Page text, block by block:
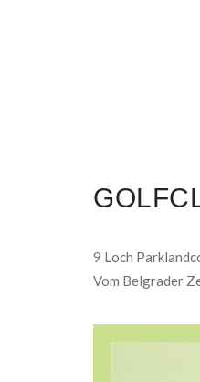
9 Loch
Vom Belgrader